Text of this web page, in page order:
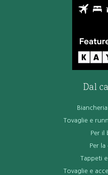
Dal
Tovaglie e
Per il
Per la
Tappeti
Tovaglie e